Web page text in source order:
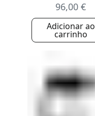
96,00 €
Adicionar ao
carrinho